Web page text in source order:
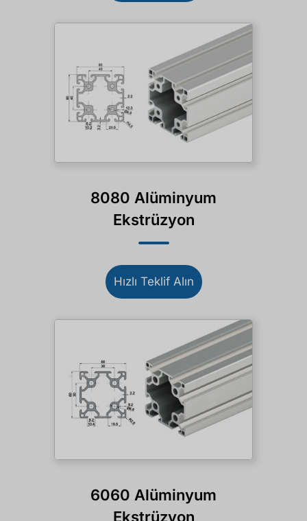
8080 Alüminyum
Ekstrüzyon
Hızlı Teklif Alın
6060 Alüminyum
Ekstrüzyon